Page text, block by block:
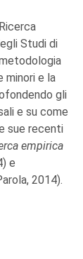
Studi di
minori e la
gli
e su come
sue recenti
empirica
e
2014).